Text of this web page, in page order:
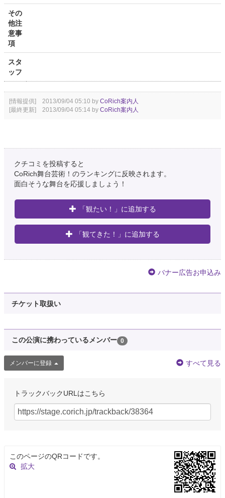
その
他注
意事
項
スタ
ッフ
[情報提供] 2013/09/04 05:10 by CoRich案内人
[最終更新] 2013/09/04 05:14 by CoRich案内人
クチコミを投稿すると
CoRich舞台芸術！のランキングに反映されます。
面白そうな舞台を応援しましょう！
「観たい！」に追加する
「観てきた！」に追加する
バナー広告お申込み
チケット取扱い
この公演に携わっているメンバー 0
メンバーに登録 すべて見る
トラックバックURLはこちら
このページのQRコードです。
拡大